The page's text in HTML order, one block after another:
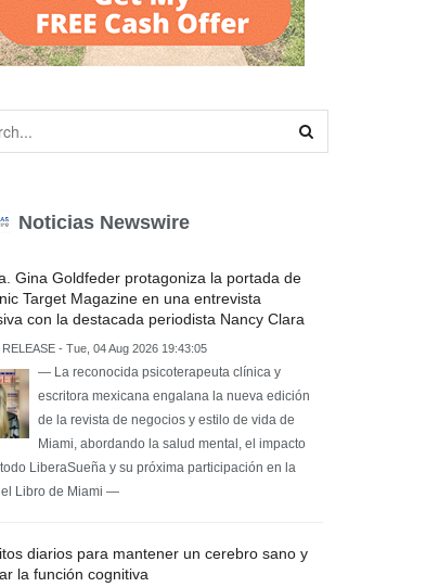
Noticias Newswire
Gina Goldfeder protagoniza la portada de
Target Magazine en una entrevista
con la destacada periodista Nancy Clara
RELEASE - Tue, 04 Aug 2026 19:43:05
— La reconocida psicoterapeuta clínica y
escritora mexicana engalana la nueva edición
de la revista de negocios y estilo de vida de
Miami, abordando la salud mental, el impacto
LiberaSueña y su próxima participación en la
Libro de Miami —
diarios para mantener un cerebro sano y
la función cognitiva